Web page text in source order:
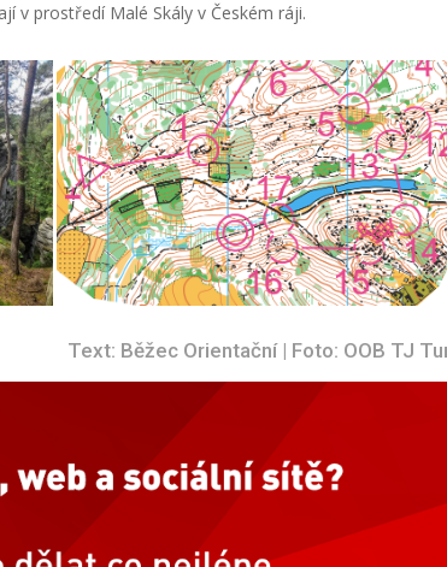
v prostředí Malé Skály v Českém ráji.
Text: Běžec Orientační | Foto: OOB TJ